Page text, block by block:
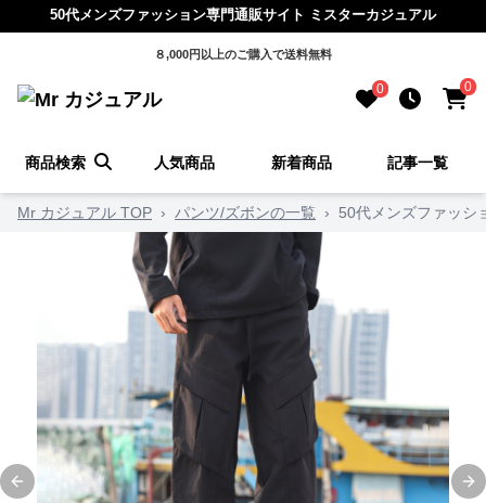
50代メンズファッション専門通販サイト ミスターカジュアル
８,000円以上のご購入で送料無料
0 0
商品検索 人気商品 新着商品 記事一覧
Mr カジュアル TOP › パンツ/ズボンの一覧 › 50代メンズファッシ
Previous slide